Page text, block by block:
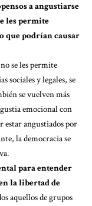
a angustiarse
les permite
que podrían causar
se les permite
sociales y legales, se
se vuelven más
emocional con
estar angustiados por
la democracia se
para entender
la libertad de
aquellos de grupos